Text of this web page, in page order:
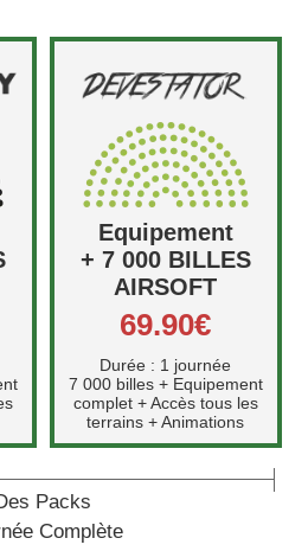
Equipement
+ 7 000 BILLES
AIRSOFT
69.90€
Durée : 1 journée
7 000 billes + Equipement
complet + Accès tous les
terrains + Animations
Packs
Complète